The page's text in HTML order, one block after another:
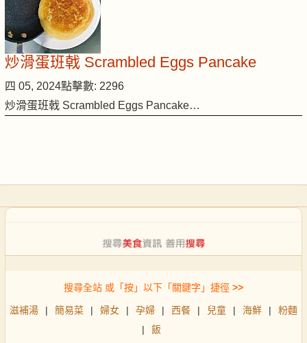
炒滑蛋班戟 Scrambled Eggs Pancake
四 05, 2024點擊數: 2296
炒滑蛋班戟 Scrambled Eggs Pancake…
搜尋全站 或「按」以下「關鍵字」捷徑 >>
滋補湯 | 簡易菜 | 婦女 | 孕婦 | 西餐 | 兒童 | 海鮮 |
粉麵
|
飯